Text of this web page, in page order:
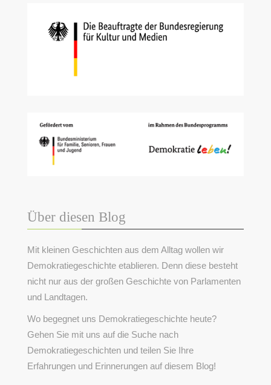
Über diesen Blog
Mit kleinen Geschichten aus dem Alltag wollen wir
Demokratiegeschichte etablieren. Denn diese besteht
nicht nur aus der großen Geschichte von Parlamenten
und Landtagen.
Wo begegnet uns Demokratiegeschichte heute?
Gehen Sie mit uns auf die Suche nach
Demokratiegeschichten und teilen Sie Ihre
Erfahrungen und Erinnerungen auf diesem Blog!